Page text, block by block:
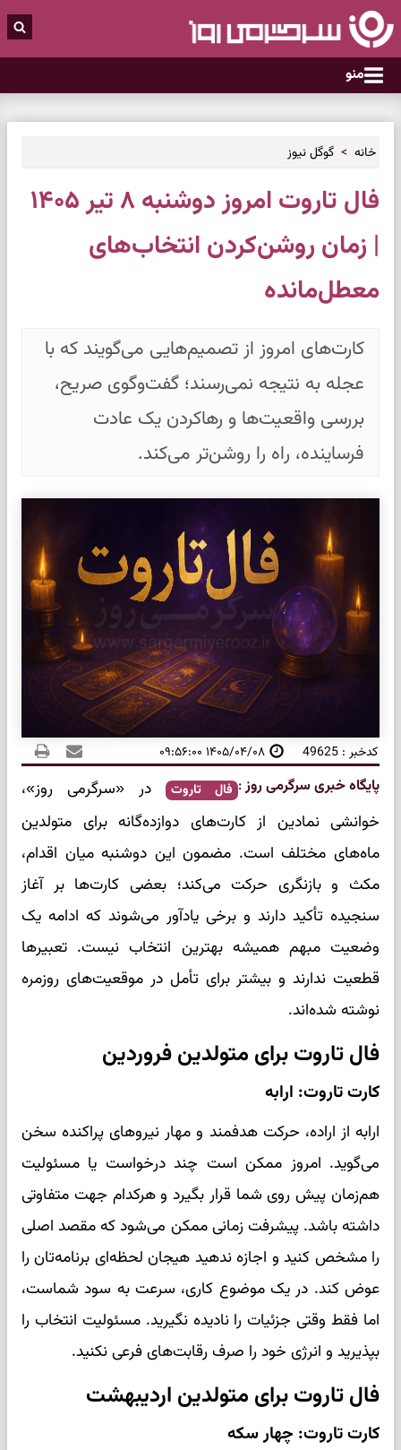
منو
خانه گوگل نیوز
فال تاروت امروز دوشنبه ۸ تیر ۱۴۰۵
| زمان روشن‌کردن انتخاب‌های
معطل‌مانده
کارت‌های امروز از تصمیم‌هایی می‌گویند که با
عجله به نتیجه نمی‌رسند؛ گفت‌وگوی صریح،
بررسی واقعیت‌ها و رهاکردن یک عادت
فرساینده، راه را روشن‌تر می‌کند.
کدخبر : 49625 ۱۴۰۵/۰۴/۰۸ ۰۹:۵۶:۰۰
پایگاه خبری سرگرمی روز: فال تاروت
در «سرگرمی روز»،
خوانشی نمادین از کارت‌های دوازده‌گانه برای متولدین
ماه‌های مختلف است. مضمون این دوشنبه میان اقدام،
مکث و بازنگری حرکت می‌کند؛ بعضی کارت‌ها بر آغاز
سنجیده تأکید دارند و برخی یادآور می‌شوند که ادامه یک
وضعیت مبهم همیشه بهترین انتخاب نیست. تعبیرها
قطعیت ندارند و بیشتر برای تأمل در موقعیت‌های روزمره
نوشته شده‌اند.
فال تاروت برای متولدین فروردین
کارت تاروت: ارابه
ارابه از اراده، حرکت هدفمند و مهار نیروهای پراکنده سخن
می‌گوید. امروز ممکن است چند درخواست یا مسئولیت
هم‌زمان پیش روی شما قرار بگیرد و هرکدام جهت متفاوتی
داشته باشد. پیشرفت زمانی ممکن می‌شود که مقصد اصلی
را مشخص کنید و اجازه ندهید هیجان لحظه‌ای برنامه‌تان را
عوض کند. در یک موضوع کاری، سرعت به سود شماست،
اما فقط وقتی جزئیات را نادیده نگیرید. مسئولیت انتخاب را
بپذیرید و انرژی خود را صرف رقابت‌های فرعی نکنید.
فال تاروت برای متولدین اردیبهشت
کارت تاروت: چهار سکه